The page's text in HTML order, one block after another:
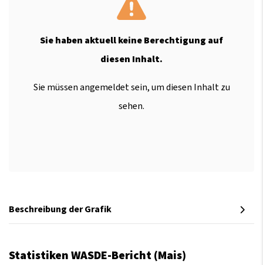
Sie haben aktuell keine Berechtigung auf
diesen Inhalt.
Sie müssen angemeldet sein, um diesen Inhalt zu
sehen.
Beschreibung der Grafik
Statistiken WASDE-Bericht (Mais)